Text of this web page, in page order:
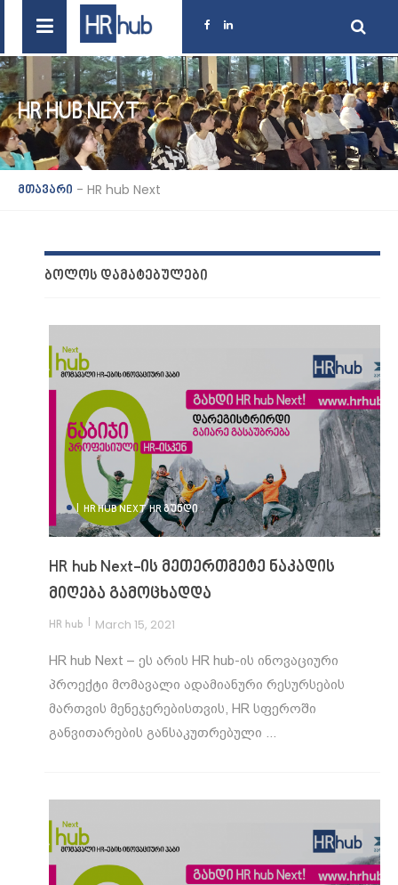
HR HUB NEXT
მთავარი - HR hub Next
ᲑᲝᲚᲝᲡ ᲓᲐᲛᲐᲢᲔᲑᲣᲚᲔᲑᲘ
| HR HUB NEXT HR ᲒᲣᲜᲓᲘ
HR hub Next-ის მეთერთმეტე ნაკადის
მიღება გამოცხადდა
HR hub | March 15, 2021
HR hub Next – ეს არის HR hub-ის ინოვაციური
პროექტი მომავალი ადამიანური რესურსების
მართვის მენეჯერებისთვის, HR სფეროში
განვითარების განსაკუთრებული ...